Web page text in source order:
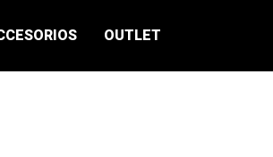
OUTLET